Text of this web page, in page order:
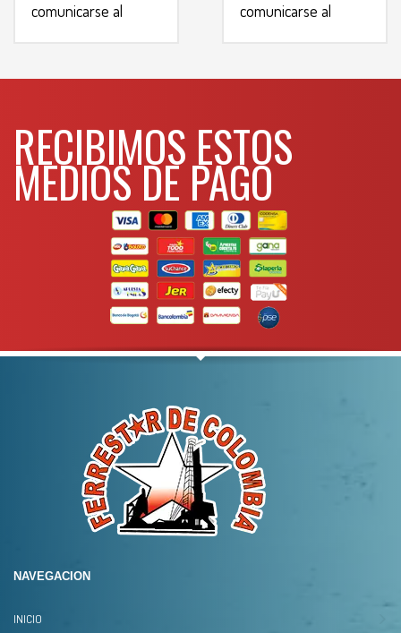
comunicarse al
comunicarse al
RECIBIMOS ESTOS
MEDIOS DE PAGO
NAVEGACION
INICIO